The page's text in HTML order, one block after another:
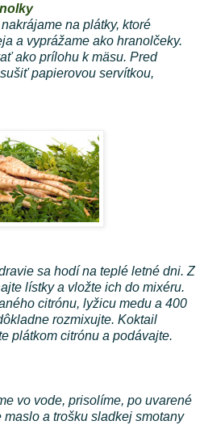
na plátky, ktoré
a vyprážame ako hranolčeky.
ako prílohu k mäsu. Pred
papierovou servítkou,
sa hodí na teplé letné dni. Z
lístky a vložte ich do mixéru.
citrónu, lyžicu medu a 400
rozmixujte. Koktail
plátkom citrónu a podávajte.
vo vode, prisolíme, po uvarené
a trošku sladkej smotany